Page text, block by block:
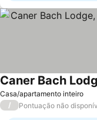
Casa/apartamento inteiro
Ver preços
/ Pontuação não